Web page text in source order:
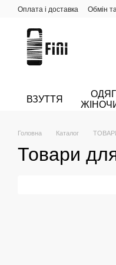
Перейти до основного
Оплата і доставка Обмін
ВЗУТТЯ
ОДЯГ
Головна Каталог
Товари